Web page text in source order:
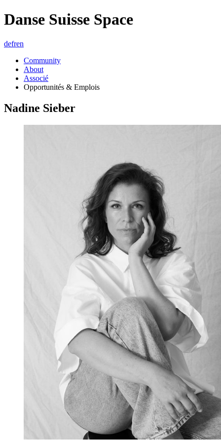
Danse Suisse Space
defren
Community
About
Associé
Opportunités & Emplois
Nadine Sieber